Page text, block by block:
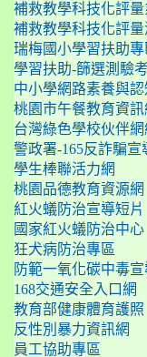
補救教學科技化評量
補救教學科技化評量
瑞梅國小學習扶助專
學習扶助-篩選測驗
中小學網路素養與
桃園市午餐教育資訊
台灣綠色學校伙伴網
警政署-165反詐騙宣
學生棒聯活力網
桃園品德教育資源網
紅火蟻防治宣導短片
國家紅火蟻防治中心
狂犬病防治專區
防範一氧化碳中毒宣
168交通安全入口網
教育部健康體育護照
反性別暴力資訊網
員工協助專區